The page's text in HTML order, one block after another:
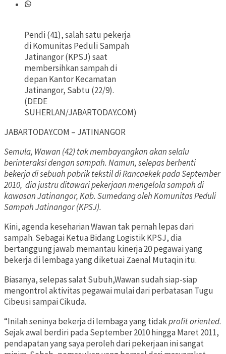
Pendi (41), salah satu pekerja
di Komunitas Peduli Sampah
Jatinangor (KPSJ) saat
membersihkan sampah di
depan Kantor Kecamatan
Jatinangor, Sabtu (22/9).
(DEDE
SUHERLAN/JABARTODAY.COM)
JABARTODAY.COM – JATINANGOR
Semula, Wawan (42) tak membayangkan akan selalu
berinteraksi dengan sampah. Namun, selepas berhenti
bekerja di sebuah pabrik tekstil di Rancaekek pada September
2010, dia justru ditawari pekerjaan mengelola sampah di
kawasan Jatinangor, Kab. Sumedang oleh Komunitas Peduli
Sampah Jatinangor (KPSJ).
Kini, agenda keseharian Wawan tak pernah lepas dari
sampah. Sebagai Ketua Bidang Logistik KPSJ, dia
bertanggung jawab memantau kinerja 20 pegawai yang
bekerja di lembaga yang diketuai Zaenal Mutaqin itu.
Biasanya, selepas salat Subuh,Wawan sudah siap-siap
mengontrol aktivitas pegawai mulai dari perbatasan Tugu
Cibeusi sampai Cikuda.
“Inilah seninya bekerja di lembaga yang tidakprofit oriented.
Sejak awal berdiri pada September 2010 hingga Maret 2011,
pendapatan yang saya peroleh dari pekerjaan ini sangat